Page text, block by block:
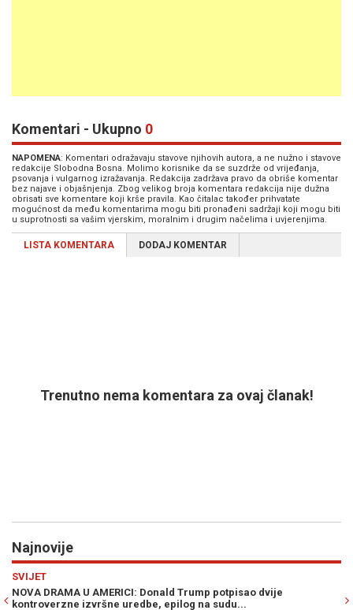
Komentari - Ukupno 0
NAPOMENA: Komentari odražavaju stavove njihovih autora, a ne nužno i stavove
redakcije Slobodna Bosna. Molimo korisnike da se suzdrže od vrijeđanja,
psovanja i vulgarnog izražavanja. Redakcija zadržava pravo da obriše komentar
bez najave i objašnjenja. Zbog velikog broja komentara redakcija nije dužna
obrisati sve komentare koji krše pravila. Kao čitalac također prihvatate
mogućnost da među komentarima mogu biti pronađeni sadržaji koji mogu biti
u suprotnosti sa vašim vjerskim, moralnim i drugim načelima i uvjerenjima.
LISTA KOMENTARA DODAJ KOMENTAR
Trenutno nema komentara za ovaj članak!
Najnovije
dvije
JEZIVI MISTERIJ: Zašto je iznenada nestao
je stoljećima suvereno vladao...